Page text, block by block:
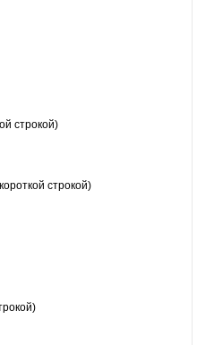
строкой)
строкой)